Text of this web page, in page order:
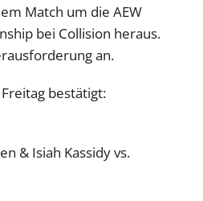
Match um die AEW
bei Collision heraus.
an.
bestätigt:
& Isiah Kassidy vs.